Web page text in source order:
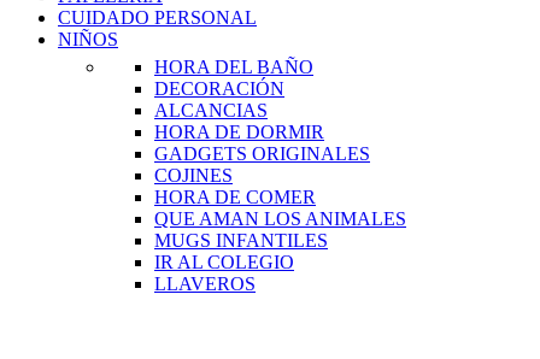
CUIDADO PERSONAL
NIÑOS
HORA DEL BAÑO
DECORACIÓN
ALCANCIAS
HORA DE DORMIR
GADGETS ORIGINALES
COJINES
HORA DE COMER
QUE AMAN LOS ANIMALES
MUGS INFANTILES
IR AL COLEGIO
LLAVEROS